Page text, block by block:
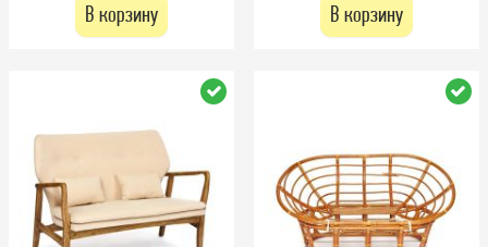
В корзину В корзину